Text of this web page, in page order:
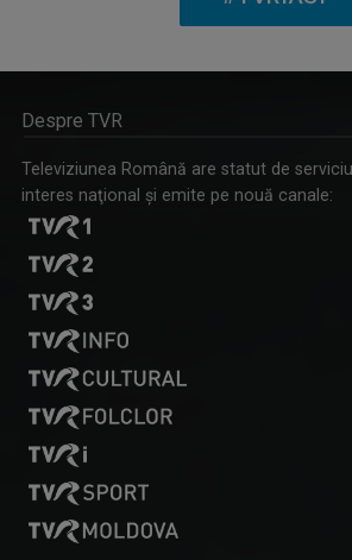
IAȘII MARILOR IUBIRI
Poveşti despre oraşul de odinioară şi cel de ...
OLENA POPOVYCH
ANCA MEDELEANU
La TVR Iaşi, Anca realizează emisiunea
Despre TVR
Televiziunea Română are statut de
interes naţional şi emite pe nouă canale: